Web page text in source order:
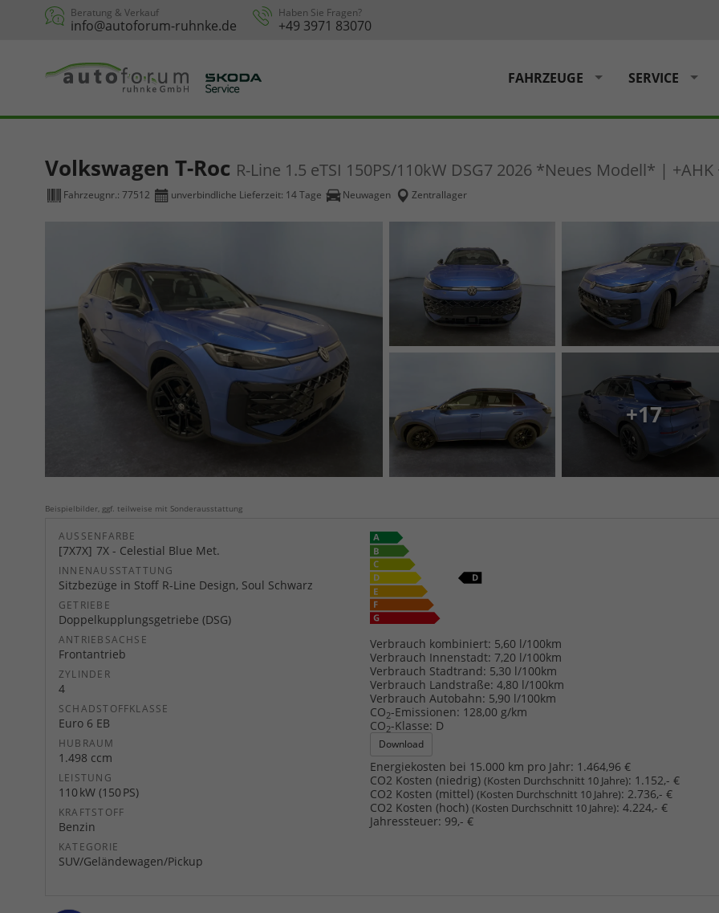
Beratung & Verkauf
info@autoforum-ruhnke.de
Haben Sie Fragen?
+49 3971 83070
FAHRZEUGE SERVICE
Volkswagen T-Roc R-Line 1.5 eTSI 150PS/110kW DSG7 2026 *Neues Modell* |
Fahrzeugnr.: 77512 unverbindliche Lieferzeit: 14 Tage Neuwagen Zentrallager
+17
Beispielbilder, ggf. teilweise mit Sonderausstattung
AUSSENFARBE
7X7X 7X - Celestial Blue Met.
INNENAUSSTATTUNG
Sitzbezüge in Stoff R-Line Design, Soul Schwarz
GETRIEBE
Doppelkupplungsgetriebe (DSG)
ANTRIEBSACHSE
Frontantrieb
ZYLINDER
4
SCHADSTOFFKLASSE
Euro 6 EB
HUBRAUM
1.498 ccm
LEISTUNG
110 kW (150 PS)
KRAFTSTOFF
Benzin
KATEGORIE
SUV/Geländewagen/Pickup
Verbrauch kombiniert: 5,60 l/100km
Verbrauch Innenstadt: 7,20 l/100km
Verbrauch Stadtrand: 5,30 l/100km
Verbrauch Landstraße: 4,80 l/100km
Verbrauch Autobahn: 5,90 l/100km
CO2-Emissionen: 128,00 g/km
CO2-Klasse: D
Download
Energiekosten bei 15.000 km pro Jahr: 1.464,96 €
CO2 Kosten (niedrig) (Kosten Durchschnitt 10 Jahre): 1.152,- €
CO2 Kosten (mittel) (Kosten Durchschnitt 10 Jahre): 2.736,- €
CO2 Kosten (hoch) (Kosten Durchschnitt 10 Jahre): 4.224,- €
Jahressteuer: 99,- €